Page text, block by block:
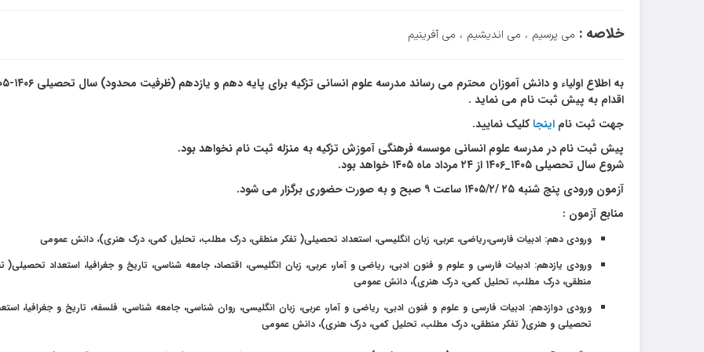
خلاصه : می پرسیم ، می اندیشیم ، می آفرینیم
به اطلاع اولیاء و دانش آموزان محترم می
اقدام به پیش ثبت نام می نماید .
جهت ثبت ناماینجاکلیک نمایید.
پیش ثبت نام در مدرسه علوم انسانی موسسه فرهنگی آموزش تزکیه به منزله ثبت نام نخواهد بود.
شروع سال تحصیلی ۱۴۰۵_۱۴۰۶ از ۲۴ مرداد ماه ۱۴۰۵ خواهد بود.
آزمون ورودی پنج شنبه ۲۵ /۱۴۰۵/۲ ساعت ۹ صبح و به صورت حضوری برگزار می شود.
منابع آزمون :
ورودی دهم: ادبیات فارسی،ریاضی، عربی، زبان انگلیسی، استعداد تحصیلی( تفکر منطقی، درک مطلب، تحلیل کمی، درک هنری)، دانش عمومی
ورودی یازدهم: ادبیات فارسی و علوم و فنون ادبی، ریاضی و آمار، عربی، زبان انگلیسی، اقتصاد، جامعه شناسی، تاریخ و جغرافیا، استعداد تحصیلی(
منطقی، درک مطلب، تحلیل کمی، درک هنری)، دانش عمومی
ورودی دوازدهم: ادبیات فارسی و علوم و فنون ادبی، ریاضی و آمار، عربی، زبان انگلیسی، روان شناسی، جامعه شناسی، فلسفه، تاریخ و جغرافیا،
تحصیلی و هنری( تفکر منطقی، درک مطلب، تحلیل کمی، درک هنری)، دانش عمومی